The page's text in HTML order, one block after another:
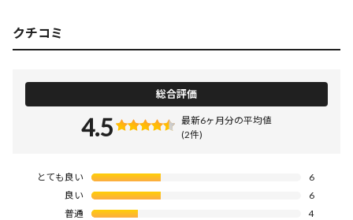
クチコミ
総合評価
4.5
最新6ヶ月分の平均値
(2件)
とても良い
6
良い
6
普通
4